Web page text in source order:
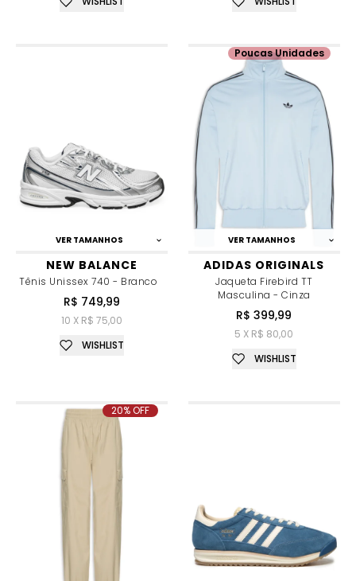
VER TAMANHOS
NEW BALANCE
Tênis Unissex 740 - Branco
R$ 749,99
10 X R$ 75,00
WISHLIST
VER TAMANHOS
ADIDAS ORIGINALS
Jaqueta Firebird TT
Masculina - Cinza
R$ 399,99
5 X R$ 80,00
Poucas Unidades
WISHLIST
20% OFF